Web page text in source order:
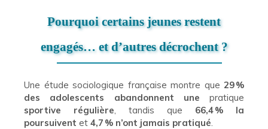
Pourquoi certains jeunes restent
engagés… et d’autres décrochent ?
Une étude sociologique française montre que 29 %
des adolescents abandonnent une pratique
sportive régulière , tandis que 66,4 % la
poursuivent et 4,7 % n’ont jamais pratiqué